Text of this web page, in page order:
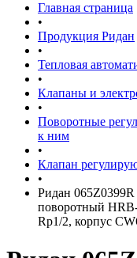
Главная страница
•
Продукция Ридан
•
Тепловая
•
Клапаны и
•
Поворотные
к ним
•
Клапан
•
Ридан
поворотный
Rp1/2, корпус